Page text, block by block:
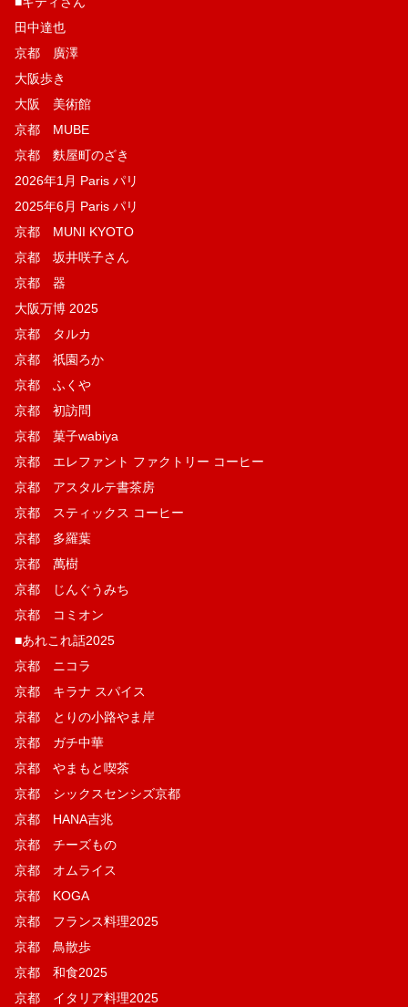
田中達也
京都 廣澤
大阪歩き
大阪 美術館
京都 MUBE
京都 麩屋町のざき
2026年1月 Paris パリ
2025年6月 Paris パリ
京都 MUNI KYOTO
京都 坂井咲子さん
京都 器
大阪万博 2025
京都 タルカ
京都 祇園ろか
京都 ふくや
京都 初訪問
京都 菓子wabiya
京都 エレファント ファクトリー コーヒー
京都 アスタルテ書茶房
京都 スティックス コーヒー
京都 多羅葉
京都 萬樹
京都 じんぐうみち
京都 コミオン
■あれこれ話2025
京都 ニコラ
京都 キラナ スパイス
京都 とりの小路やま岸
京都 ガチ中華
京都 やまもと喫茶
京都 シックスセンシズ京都
京都 HANA吉兆
京都 チーズもの
京都 オムライス
京都 KOGA
京都 フランス料理2025
京都 鳥散歩
京都 和食2025
京都 イタリア料理2025